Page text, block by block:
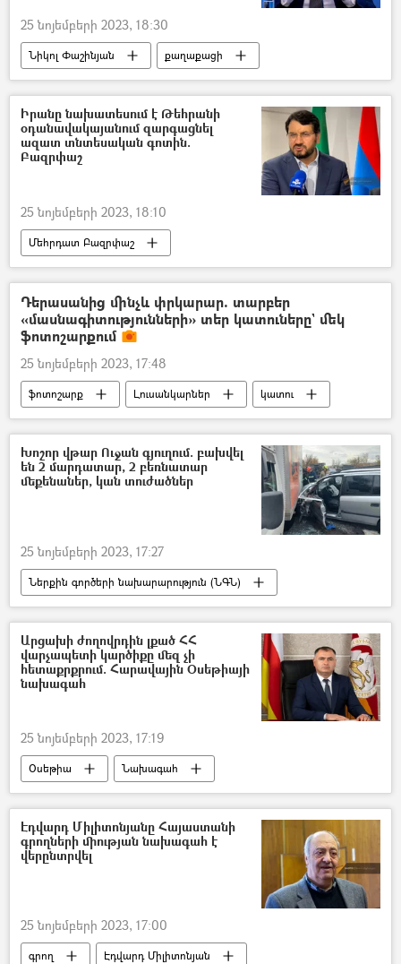
25 նոյեմբերի 2023, 18:30
Նիկոլ Փաշինյան
քաղաքացի
ասուլիս
ՀՀ կառավարություն
Վարչապետ
Հայաստան
Իրանը նախատեսում է Թեհրանի
օդանավակայանում զարգացնել
ազատ տնտեսական գոտին.
Բազրփաշ
25 նոյեմբերի 2023, 18:10
Մեհրդատ Բազրփաշ
Իրանի Իսլամական Հանրապետություն
օդանավակայան
Ազատ տնտեսական գոտի
Դերասանից մինչև փրկարար. տարբեր
«մասնագիտությունների» տեր կատուները` մեկ
ֆոտոշարքում
25 նոյեմբերի 2023, 17:48
ֆոտոշարք Լուսանկարներ կատու
Խոշոր վթար Ուջան գյուղում. բախվել
են 2 մարդատար, 2 բեռնատար
մեքենաներ, կան տուժածներ
25 նոյեմբերի 2023, 17:27
Ներքին գործերի նախարարություն (ՆԳՆ)
վթար
Վթար, պատահար, սպանություն, գողություն
վարորդ
Տուժածներ
աշտարակ
Գյումրի
Արցախի ժողովրդին լքած ՀՀ
վարչապետի կարծիքը մեզ չի
հետաքրքրում. Հարավային Օսեթիայի
նախագահ
25 նոյեմբերի 2023, 17:19
Օսեթիա
Նախագահ
Նիկոլ Փաշինյան
Հայաստան
անկախություն
Արցախ
Էդվարդ Միլիտոնյանը Հայաստանի
գրողների միության նախագահ է
վերընտրվել
25 նոյեմբերի 2023, 17:00
գրող
Էդվարդ Միլիտոնյան